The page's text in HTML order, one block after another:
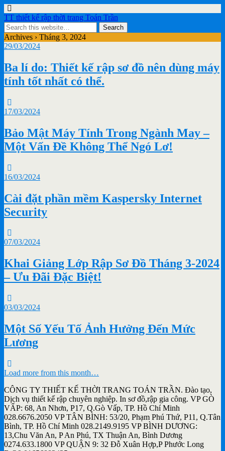
TT thiết kế rập thời trang Toán Trần
Archives › Tháng 3, 2024
29/03/2024
Ba lí do: Thiết kế rập sơ đồ nên dùng máy
tính tốt nhất có thể.
17/03/2024
Bảo Mật Máy Tính Trong Ngành May –
Một Vấn Đề Không Thể Ngó Lơ!
16/03/2024
Cài đặt phần mềm Kaspersky Internet
Security
07/03/2024
Khai Giảng Lớp Rập Sơ Đồ Tháng 3-2024
– Ưu Đãi Đặc Biệt!
03/03/2024
Một Số Yếu Tố Ảnh Hưởng Đến Mức
Lương
Load more from this month…
CÔNG TY THIẾT KẾ THỜI TRANG TOÁN TRẦN. Đào tạo,
Dịch vụ thiết kế rập chuyên nghiệp. In sơ đồ,rập gia công. VP GÒ
VẤP: 68, An Nhơn, P17, Q.Gò Vấp, TP. Hồ Chí Minh
028.6676.2050 VP TÂN BÌNH: 53/20, Phạm Phú Thứ, P11, Q.Tân
Bình, TP. Hồ Chí Minh 028.2149.9195 VP BÌNH DƯƠNG:
13,Chu Văn An, P An Phú, TX Thuận An, Bình Dương
0274.633.1800 VP QUẬN 9: 32 Đỗ Xuân Hợp,P Phước Long